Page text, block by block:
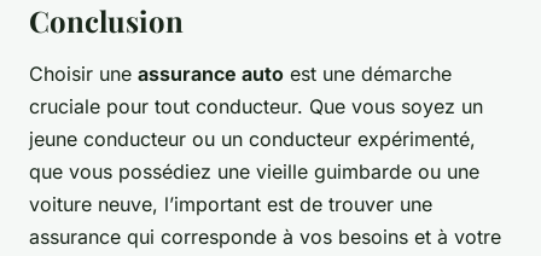
Conclusion
Choisir une assurance auto est une démarche
cruciale pour tout conducteur. Que vous soyez un
jeune conducteur ou un conducteur expérimenté,
que vous possédiez une vieille guimbarde ou une
voiture neuve, l’important est de trouver une
assurance qui corresponde à vos besoins et à votre